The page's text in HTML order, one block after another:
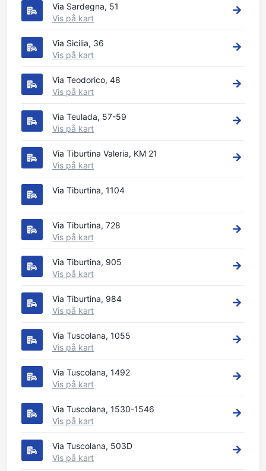
Via Sardegna, 51
Vis på kart
Via Sicilia, 36
Vis på kart
Via Teodorico, 48
Vis på kart
Via Teulada, 57-59
Vis på kart
Via Tiburtina Valeria, KM 21
Vis på kart
Via Tiburtina, 1104
Via Tiburtina, 728
Vis på kart
Via Tiburtina, 905
Vis på kart
Via Tiburtina, 984
Vis på kart
Via Tuscolana, 1055
Vis på kart
Via Tuscolana, 1492
Vis på kart
Via Tuscolana, 1530-1546
Vis på kart
Via Tuscolana, 503D
Vis på kart